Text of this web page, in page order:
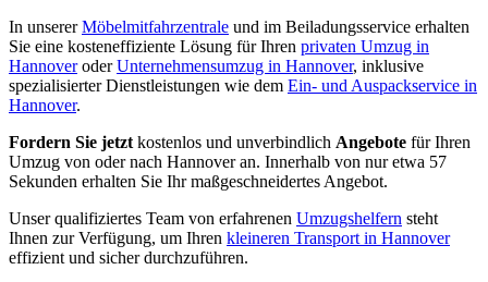
In unsererMöbelmitfahrzentrale und im Beiladungsservice erhalten
Sie eine kosteneffiziente Lösung für Ihren privaten Umzug in
HannoveroderUnternehmensumzug in Hannover, inklusive
spezialisierter Dienstleistungen wie dem Ein- und Auspackservice in
Hannover.
Fordern Sie jetzt kostenlos und unverbindlich Angebote für Ihren
Umzug von oder nach Hannover an. Innerhalb von nur etwa 57
Sekunden erhalten Sie Ihr maßgeschneidertes Angebot.
Unser qualifiziertes Team von erfahrenen Umzugshelfern steht
Ihnen zur Verfügung, um Ihren kleineren Transport in Hannover
effizient und sicher durchzuführen.